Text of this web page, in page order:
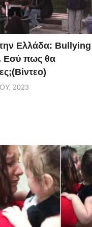
Ελλάδα: Bullying
Εσύ πως θα
2023